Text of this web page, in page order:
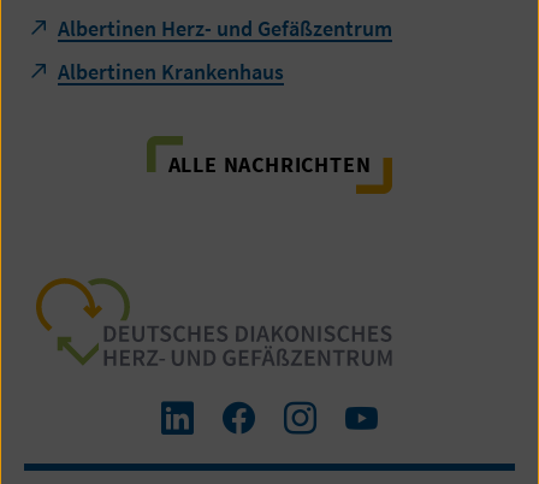
Albertinen Herz- und Gefäßzentrum
Albertinen Krankenhaus
ALLE NACHRICHTEN
Zum
LinkedIn
Zum
Facebook-
Zum
Instagram-
Zum
Yourube-